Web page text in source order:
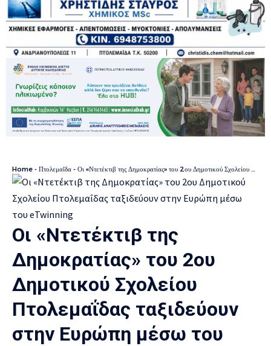
Home - Πτολεμαΐδα - Οι «Ντετέκτιβ της Δημοκρατίας» του 2ου Δημοτικού Σχολείου Πτολεμαΐδας ταξιδεύουν στην Ευρώπη μέσω του eTwinning
Οι «Ντετέκτιβ της
Δημοκρατίας» του 2ου
Δημοτικού Σχολείου
Πτολεμαΐδας ταξιδεύουν
στην Ευρώπη μέσω του